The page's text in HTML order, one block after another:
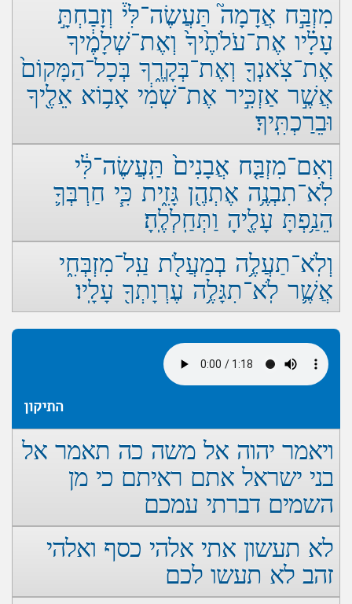
מִזְבַּ֣ח אֲדָמָה֮ תַּעֲשֶׂה־לִּי֒ וְזָבַחְתָּ֣
עָלָ֗יו אֶת־עֹלֹתֶ֙יךָ֙ וְאֶת־שְׁלָמֶ֔יךָ
אֶת־צֹֽאנְךָ֖ וְאֶת־בְּקָרֶ֑ךָ בְּכָל־הַמָּקוֹם֙
אֲשֶׁ֣ר אַזְכִּ֣יר אֶת־שְׁמִ֔י אָב֥וֹא אֵלֶ֖יךָ
וּבֵרַכְתִּֽיךָ׃
וְאִם־מִזְבַּ֤ח אֲבָנִים֙ תַּֽעֲשֶׂה־לִּ֔י
לֹֽא־תִבְנֶ֥ה אֶתְהֶ֖ן גָּזִ֑ית כִּ֧י חַרְבְּךָ֛
הֵנַ֥פְתָּ עָלֶ֖יהָ וַתְּחַֽלְלֶֽהָ׃
וְלֹֽא־תַעֲלֶ֥ה בְמַעֲלֹ֖ת עַֽל־מִזְבְּחִ֑י
אֲשֶׁ֛ר לֹֽא־תִגָּלֶ֥ה עֶרְוָתְךָ֖ עָלָֽיו׃
התיקון
ויאמר יהוה אל משה כה תאמר אל
בני ישראל אתם ראיתם כי מן
השמים דברתי עמכם
לא תעשון אתי אלהי כסף ואלהי
זהב לא תעשו לכם